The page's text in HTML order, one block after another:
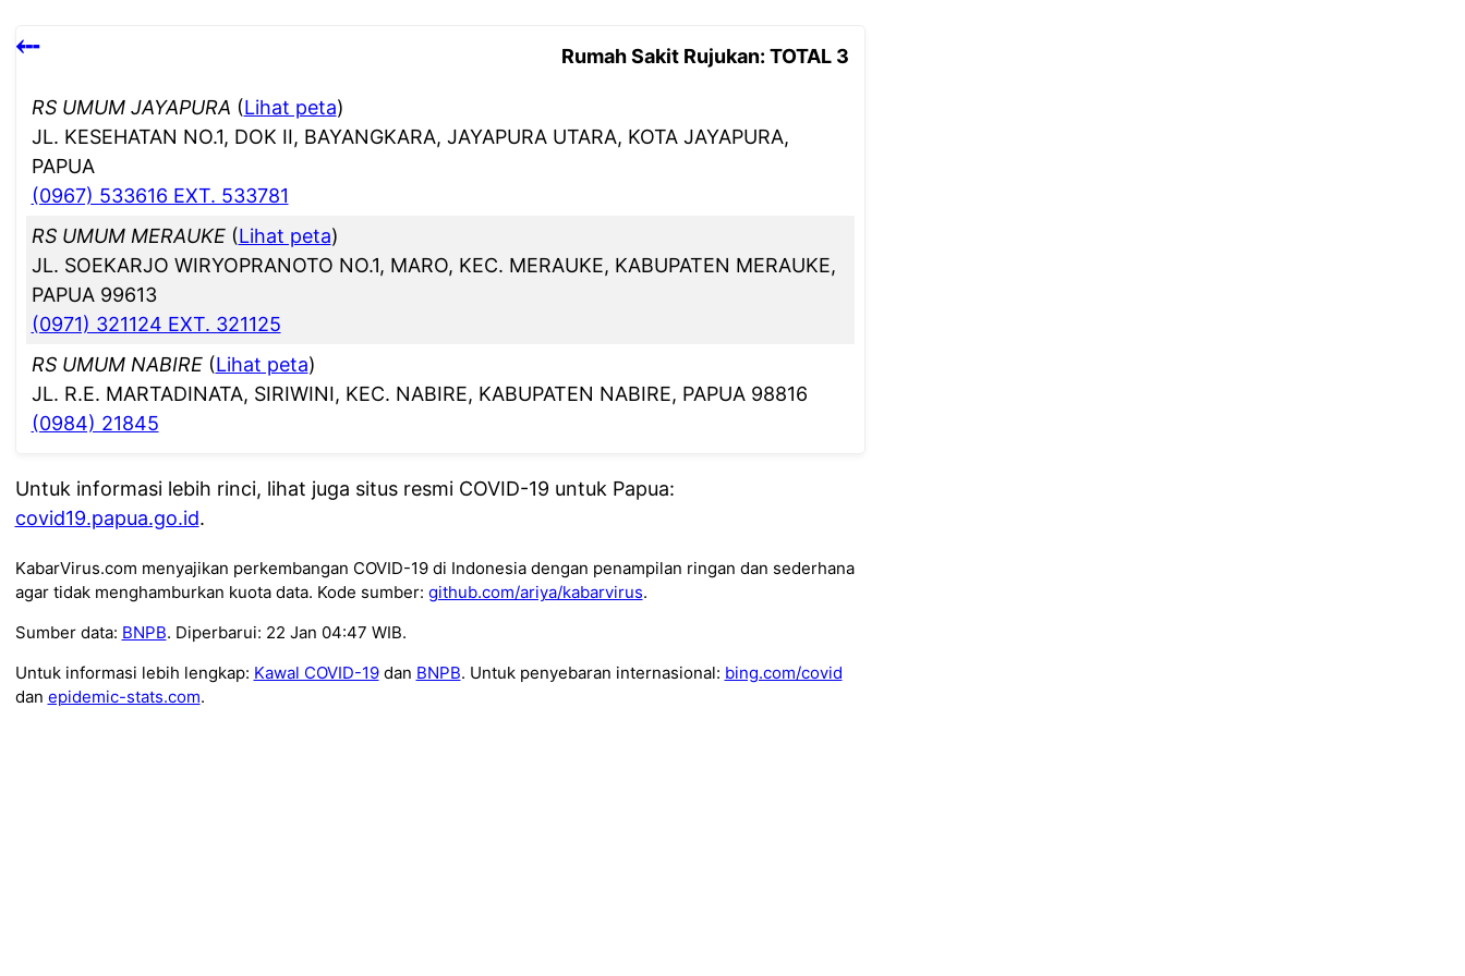
⤎ Rumah Sakit Rujukan: TOTAL 3
RS UMUM JAYAPURA (Lihat peta)
JL. KESEHATAN NO.1, DOK II, BAYANGKARA, JAYAPURA UTARA, KOTA JAYAPURA,
PAPUA
(0967) 533616 EXT. 533781
RS UMUM MERAUKE(Lihat peta)
JL. SOEKARJO WIRYOPRANOTO NO.1, MARO, KEC. MERAUKE, KABUPATEN MERAUKE,
PAPUA 99613
(0971) 321124 EXT. 321125
RS UMUM NABIRE(Lihat peta)
JL. R.E. MARTADINATA, SIRIWINI, KEC. NABIRE, KABUPATEN NABIRE, PAPUA 98816
(0984) 21845
Untuk informasi lebih rinci, lihat juga situs resmi COVID-19 untuk Papua:
covid19.papua.go.id.
KabarVirus.com menyajikan perkembangan COVID-19 di Indonesia dengan penampilan ringan dan sederhana
agar tidak menghamburkan kuota data. Kode sumber: github.com/ariya/kabarvirus.
Sumber data: BNPB. Diperbarui: 22 Jan 04:47 WIB.
Untuk informasi lebih lengkap: Kawal COVID-19dan BNPB. Untuk penyebaran internasional: bing.com/covid
dan epidemic-stats.com.